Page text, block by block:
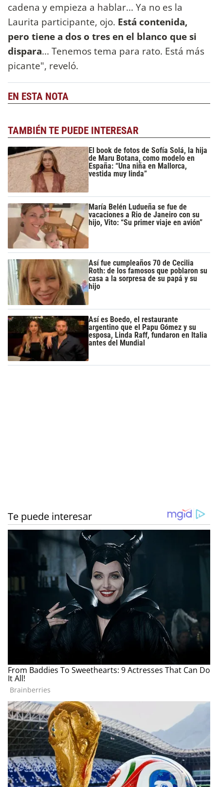
cadena y empieza a hablar... Ya no es la
Laurita participante, ojo. Está contenida,
pero tiene a dos o tres en el blanco que si
dispara... Tenemos tema para rato. Está más
picante", reveló.
EN ESTA NOTA
TAMBIÉN TE PUEDE INTERESAR
El book de fotos de Sofía Solá, la hija
de Maru Botana, como modelo en
España: “Una niña en Mallorca,
vestida muy linda”
María Belén Ludueña se fue de
vacaciones a Rio de Janeiro con su
hijo, Vito: “Su primer viaje en avión”
Así fue cumpleaños 70 de Cecilia
Roth: de los famosos que poblaron su
casa a la sorpresa de su papá y su
hijo
Así es Boedo, el restaurante
argentino que el Papu Gómez y su
esposa, Linda Raff, fundaron en Italia
antes del Mundial